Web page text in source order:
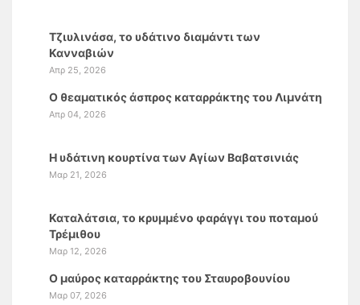
Τζιυλινάσα, το υδάτινο διαμάντι των
Κανναβιών
Απρ 25, 2026
Ο θεαματικός άσπρος καταρράκτης του Λιμνάτη
Απρ 04, 2026
Η υδάτινη κουρτίνα των Αγίων Βαβατσινιάς
Μαρ 21, 2026
Καταλάτσια, το κρυμμένο φαράγγι του ποταμού
Τρέμιθου
Μαρ 12, 2026
Ο μαύρος καταρράκτης του Σταυροβουνίου
Μαρ 07, 2026